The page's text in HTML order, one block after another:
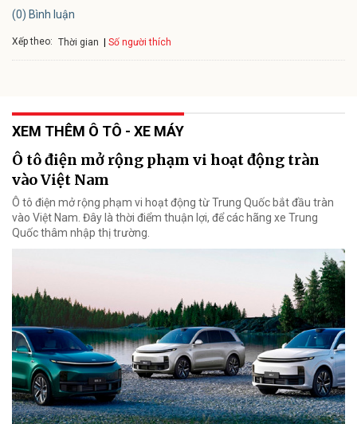
(0) Bình luận
Xếp theo: Thời gian Số người thích
XEM THÊM Ô TÔ - XE MÁY
Ô tô điện mở rộng phạm vi hoạt động tràn
vào Việt Nam
Ô tô điện mở rộng phạm vi hoạt động từ Trung Quốc bắt đầu tràn
vào Việt Nam. Đây là thời điểm thuận lợi, để các hãng xe Trung
Quốc thâm nhập thị trường.